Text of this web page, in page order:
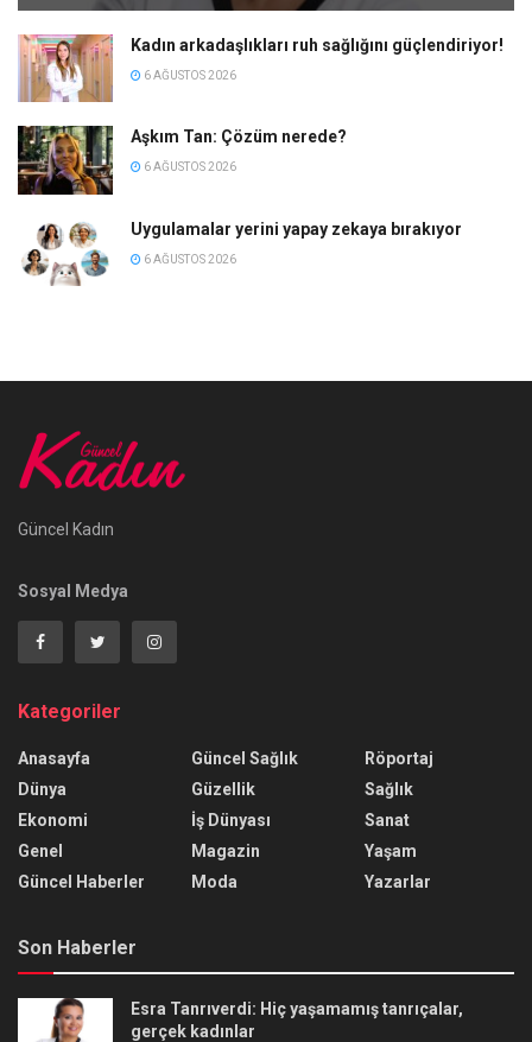
Kadın arkadaşlıkları ruh sağlığını güçlendiriyor!
6 AĞUSTOS 2026
Aşkım Tan: Çözüm nerede?
6 AĞUSTOS 2026
Uygulamalar yerini yapay zekaya bırakıyor
6 AĞUSTOS 2026
Güncel Kadın
Sosyal Medya
Kategoriler
Anasayfa
Dünya
Ekonomi
Genel
Güncel Haberler
Güncel Sağlık
Güzellik
İş Dünyası
Magazin
Moda
Röportaj
Sağlık
Sanat
Yaşam
Yazarlar
Son Haberler
Esra Tanrıverdi: Hiç yaşamamış tanrıçalar,
gerçek kadınlar